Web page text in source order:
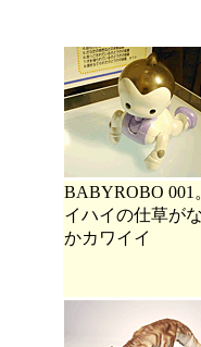
BABYROBO 001
イハイの仕草が
かカワイイ